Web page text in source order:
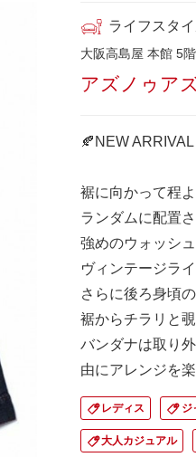
ライフスタ
大阪高島屋 本館 5階
アズノゥア
🍂NEW
裾に向かって程
ランダムに配置
強めのウォッシ
ヴィンテージラ
さらに後ろ身頃
裾からチラリと
バンダナは取り
由にアレンジを
レディス ジ
大人カジュアル